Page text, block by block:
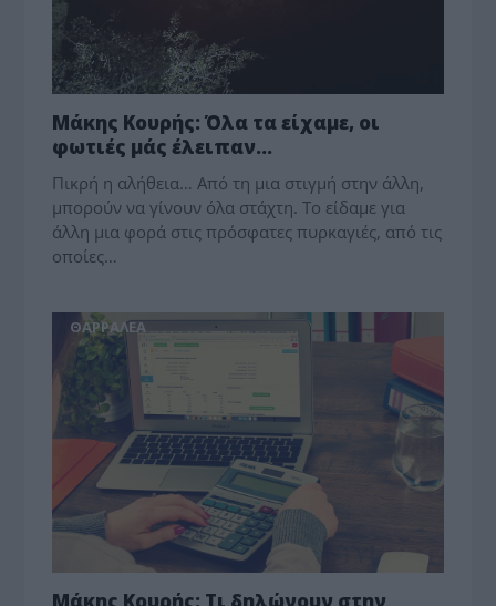
Μάκης Κουρής: Όλα τα είχαμε, οι
φωτιές μάς έλειπαν…
Πικρή η αλήθεια… Από τη μια στιγμή στην άλλη,
μπορούν να γίνουν όλα στάχτη. Το είδαμε για
άλλη μια φορά στις πρόσφατες πυρκαγιές, από τις
οποίες…
ΘΑΡΡΑΛΕΑ
Μάκης Κουρής: Τι δηλώνουν στην